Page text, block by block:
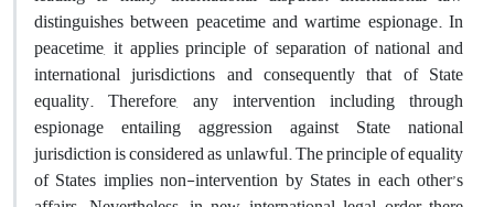
distinguishes between peacetime and wartime espionage. In
peacetime, it applies principle of separation of national and
international jurisdictions and consequently that of State
equality. Therefore, any intervention including through
espionage entailing aggression against State national
jurisdiction is considered as unlawful. The principle of equality
of States implies non-intervention by States in each other’s